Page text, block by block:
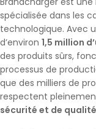
spécialisée dans les
technologique. Avec
d’environ 1,5 million
des produits sûrs,
processus de
que des milliers de
respectent
sécurité et de qualité